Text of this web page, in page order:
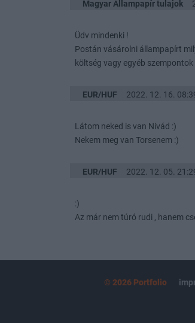
Magyar Állampapír tulajok
Üdv mindenki !
Postán vásárolni állampapírt
költség vagy egyéb
EUR/HUF 2022. 12. 16.
Látom neked is van Nivád :)
Nekem meg van Torsenem :)
EUR/HUF 2022. 12. 05.
:)
Az már nem túró rudi , hanem
© 2026 Portfolio